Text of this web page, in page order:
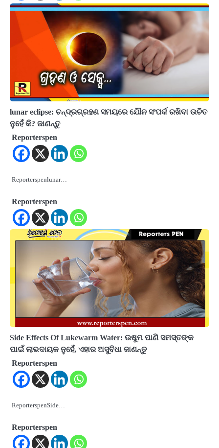
lunar eclipse: ଚନ୍ଦ୍ରଗ୍ରହଣ ସମୟରେ ଯୌନ ସଂପର୍କ ରଖିବା ଉଚିତ
ନୁହେଁ କି? ଜାଣନ୍ତୁ
Reporterspen
Reporterspenlunar…
Reporterspen
Side Effects Of Lukewarm Water: ଉଷୁମ ପାଣି ସମସ୍ତଙ୍କ
ପାଇଁ ଲାଭଦାୟକ ନୁହେଁ, ଏହାର ଅସୁବିଧା ଜାଣନ୍ତୁ
Reporterspen
ReporterspenSide…
Reporterspen